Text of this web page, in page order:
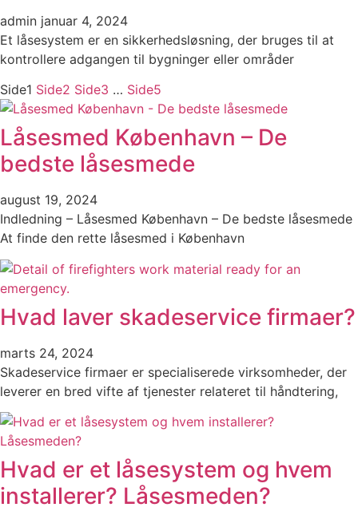
admin januar 4, 2024
Et låsesystem er en sikkerhedsløsning, der bruges til at
kontrollere adgangen til bygninger eller områder
Side1 Side2 Side3 … Side5
Låsesmed København – De
bedste låsesmede
august 19, 2024
Indledning – Låsesmed København – De bedste låsesmede
At finde den rette låsesmed i København
Hvad laver skadeservice firmaer?
marts 24, 2024
Skadeservice firmaer er specialiserede virksomheder, der
leverer en bred vifte af tjenester relateret til håndtering,
Hvad er et låsesystem og hvem
installerer? Låsesmeden?